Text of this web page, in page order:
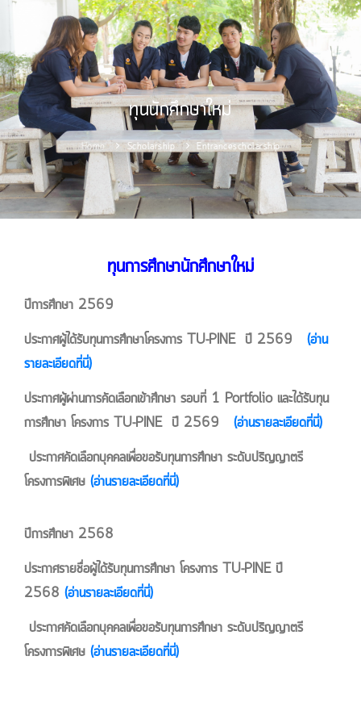
หน้าหลัก
การสมัครเรียน
หลักสูตร
ทุนการศึกษา
ศิษย์เก่า
ทุนนักศึกษาใหม่
Home Scholarship Entrancescholarship
ทุนการศึกษานักศึกษาใหม่
ปีการศึกษา 2569
ประกาศผู้ได้รับทุนการศึกษาโครงการ TU-PINE ปี 2569 (อ่าน
รายละเอียดที่นี่)
ประกาศผู้ผ่านการคัดเลือกเข้าศึกษา รอบที่ 1 Portfolio และได้รับทุน
การศึกษา โครงการ TU-PINE ปี 2569 (อ่านรายละเอียดที่นี่)
ประกาศคัดเลือกบุคคลเพื่อขอรับทุนการศึกษา ระดับปริญญาตรี
โครงการพิเศษ (อ่านรายละเอียดที่นี่)
ปีการศึกษา 2568
ประกาศรายชื่อผู้ได้รับทุนการศึกษา โครงการ TU-PINE ปี
2568 (อ่านรายละเอียดที่นี่)
ประกาศคัดเลือกบุคคลเพื่อขอรับทุนการศึกษา ระดับปริญญาตรี
โครงการพิเศษ (อ่านรายละเอียดที่นี่)